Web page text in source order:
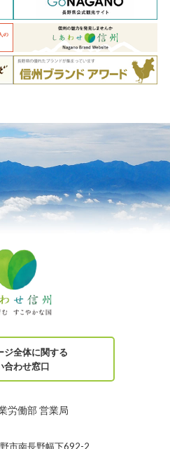
ジ全体に関する
合わせ窓口
労働部 営業局
市南長野幅下692-2